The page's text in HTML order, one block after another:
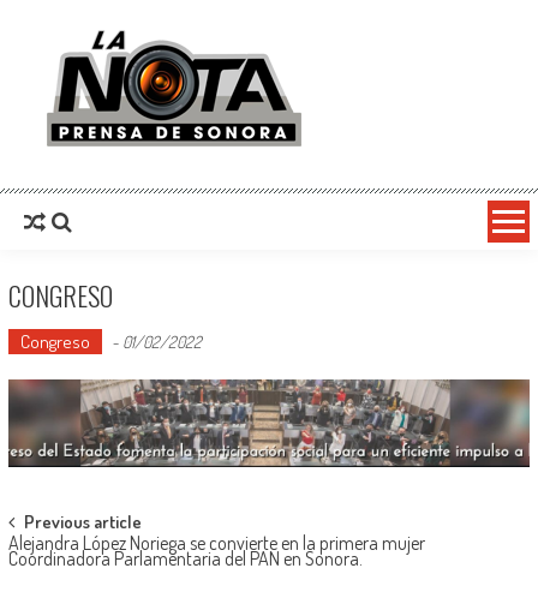
La Nota Prensa De Sonora
CONGRESO
Congreso - 01/02/2022
Post
navigation
Previous article
Alejandra López Noriega se convierte en la primera mujer
Coordinadora Parlamentaria del PAN en Sonora.